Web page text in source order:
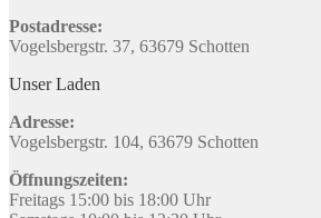
Postadresse:
Vogelsbergstr. 37, 63679 Schotten
Unser Laden
Adresse:
Vogelsbergstr. 104, 63679 Schotten
Öffnungszeiten:
Freitags 15:00 bis 18:00 Uhr